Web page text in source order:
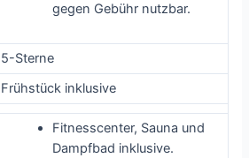
gegen Gebühr nutzbar.
5-Sterne
Frühstück inklusive
Fitnesscenter, Sauna und
Dampfbad inklusive.